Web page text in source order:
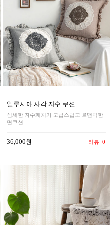
일루시아 사각 자수 쿠션
섬세한 자수패치가 고급스럽고 로맨틱한
면쿠션
36,000원 리뷰 0